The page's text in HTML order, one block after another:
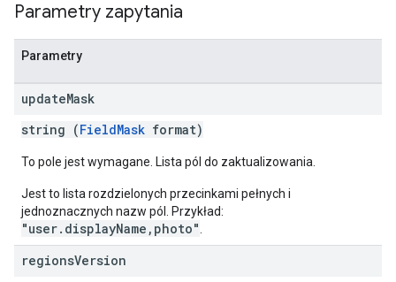
Parametry zapytania
Parametry
updateMask
string (FieldMask format)
To pole jest wymagane. Lista pól do zaktualizowania.
Jest to lista rozdzielonych przecinkami pełnych i
jednoznacznych nazw pól. Przykład:
"user.displayName,photo"
regionsVersion